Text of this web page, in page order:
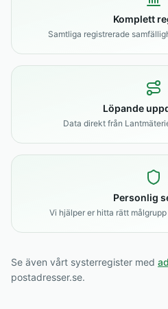
Komplett
Samtliga registrerade
Löpande
Data direkt från
Personlig
Vi hjälper er hitta rätt
Se även vårt systerregister med
postadresser.se.